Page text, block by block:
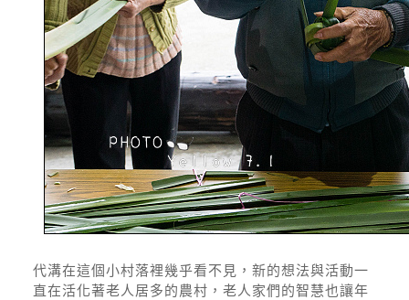
代溝在這個小村落裡幾乎看不見，新的想法與活動一
直在活化著老人居多的農村，老人家們的智慧也讓年